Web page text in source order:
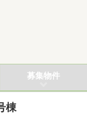
募集物件
棟